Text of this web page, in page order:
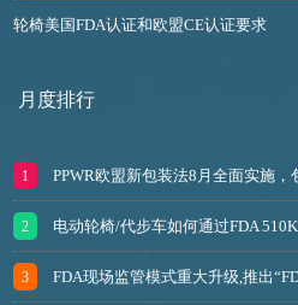
轮椅美国FDA认证和欧盟CE认证要求
月度排行
PPWR欧盟新包装法8月全面实施，
电动轮椅/代步车如何通过FDA
FDA现场监管模式重大升级,推出